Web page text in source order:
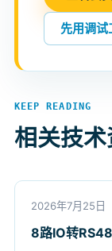
先用调试
KEEP READING
相关技
2026年7月25日
8路IO转